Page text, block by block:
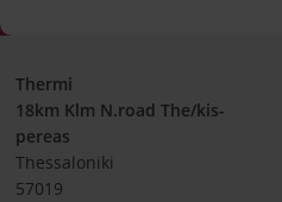
Thermi
18km Klm N.road The/kis-
pereas
Thessaloniki
57019